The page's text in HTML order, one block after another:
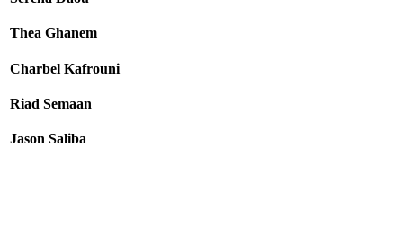
Thea Ghanem
Charbel Kafrouni
Riad Semaan
Jason Saliba